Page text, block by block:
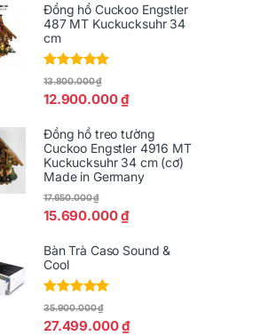
Đồng hồ Cuckoo Engstler
487 MT Kuckucksuhr 34
cm
Được xếp
5
sao
12.900.000₫
13.800.000₫
Đồng hồ treo tường
Cuckoo Engstler 4916 MT
Kuckucksuhr 34 cm (cơ)
Made in Germany
15.690.000₫
17.650.000₫
Bàn Trà Caso Sound &
Cool
Được xếp
5
sao
27.499.000₫
35.900.000₫